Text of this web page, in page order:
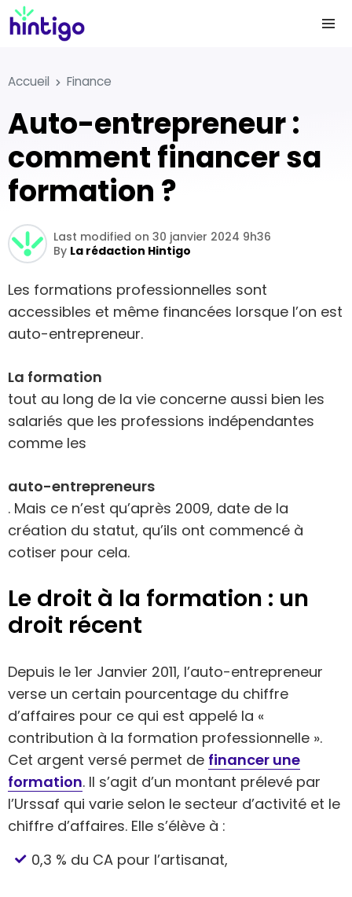
Accueil Finance
Auto-entrepreneur :
comment financer sa
formation ?
By La rédaction Hintigo
Last modified on 30 janvier 2024 9h36
Les formations professionnelles sont
accessibles et même financées lorsque l’on est
auto-entrepreneur.
La formation
tout au long de la vie concerne aussi bien les
salariés que les professions indépendantes
comme les
auto-entrepreneurs
. Mais ce n’est qu’après 2009, date de la
création du statut, qu’ils ont commencé à
cotiser pour cela.
Le droit à la formation : un
droit récent
Depuis le 1er Janvier 2011, l’auto-entrepreneur
verse un certain pourcentage du chiffre
d’affaires pour ce qui est appelé la «
contribution à la formation professionnelle ».
Cet argent versé permet de financer une
formation. Il s’agit d’un montant prélevé par
l’Urssaf qui varie selon le secteur d’activité et le
chiffre d’affaires. Elle s’élève à :
0,3 % du CA pour l’artisanat,